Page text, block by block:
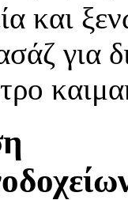
και
για